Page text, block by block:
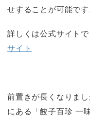
せすることが可能です
詳しくは公式サイト
サイト
前置きが長くなりま
にある「餃子百珍 一